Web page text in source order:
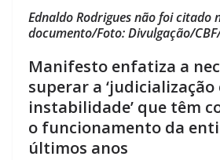
Ednaldo Rodrigues não foi citado
documento/Foto: Divulgação/
Manifesto enfatiza a
superar a ‘judicialização
instabilidade’ que têm
o funcionamento da
últimos anos